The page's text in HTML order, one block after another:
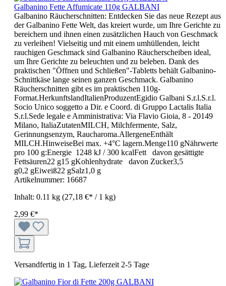
Galbanino Fette Affumicate 110g GALBANI
Galbanino Räucherschnitten: Entdecken Sie das neue Rezept aus
der Galbanino Fette Welt, das kreiert wurde, um Ihre Gerichte zu
bereichern und ihnen einen zusätzlichen Hauch von Geschmack
zu verleihen! Vielseitig und mit einem umhüllenden, leicht
rauchigen Geschmack sind Galbanino Räucherscheiben ideal,
um Ihre Gerichte zu beleuchten und zu beleben. Dank des
praktischen "Öffnen und Schließen"-Tabletts behält Galbanino-
Schnittkäse lange seinen ganzen Geschmack. Galbanino
Räucherschnitten gibt es im praktischen 110g-
Format.HerkunftslandItalienProduzentEgidio Galbani S.r.l.S.r.l.
Socio Unico soggetto a Dir. e Coord. di Gruppo Lactalis Italia
S.r.l.Sede legale e Amministrativa: Via Flavio Gioia, 8 - 20149
Milano, ItaliaZutatenMILCH, Milchfermente, Salz,
Gerinnungsenzym, Raucharoma.AllergeneEnthält
MILCH.HinweiseBei max. +4°C lagern.Menge110 gNährwerte
pro 100 g:Energie 1248 kJ / 300 kcalFett davon gesättigte
Fettsäuren22 g15 gKohlenhydrate davon Zucker3,5
g0,2 gEiweiß22 gSalz1,0 g
Artikelnummer: 16687
Inhalt: 0.11 kg (27,18 €* / 1 kg)
2,99 €*
Versandfertig in 1 Tag, Lieferzeit 2-5 Tage